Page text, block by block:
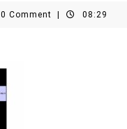
0 Comment 08:29